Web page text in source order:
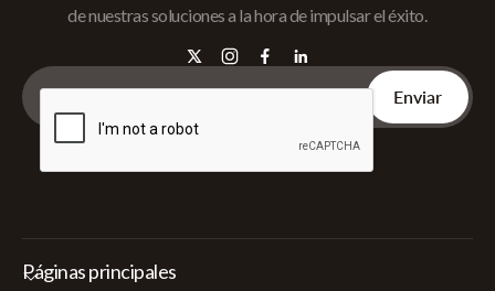
de nuestras soluciones a la hora de impulsar el éxito.
Páginas principales